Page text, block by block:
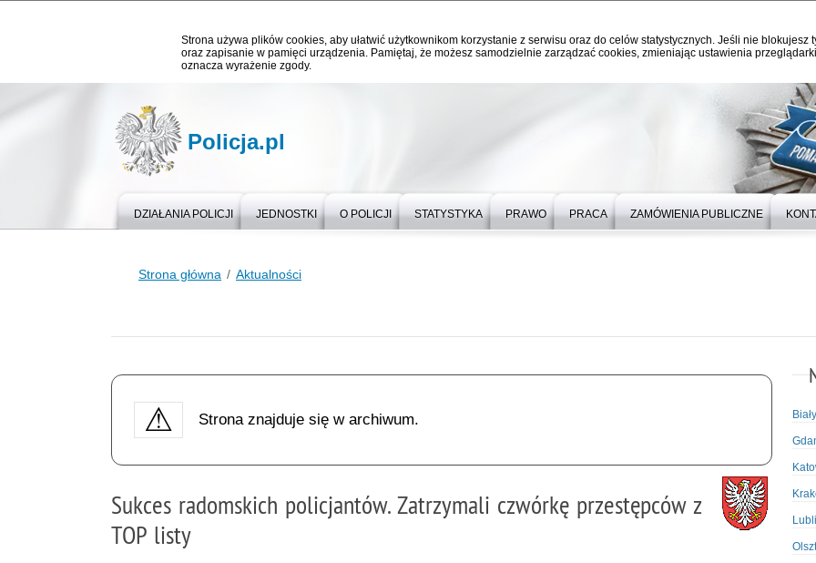
Strona używa plików cookies, aby ułatwić użytkownikom korzystanie z serwisu oraz do celów statystycznych. Jeśli nie blokujesz
oraz zapisanie w pamięci urządzenia. Pamiętaj, że możesz samodzielnie zarządzać cookies, zmieniając ustawienia
oznacza wyrażenie zgody.
Policja.pl
DZIAŁANIA POLICJI JEDNOSTKI O POLICJI STATYSTYKA PRAWO PRACA ZAMÓWIENIA PUBLICZNE
Strona główna Aktualności
Strona znajduje się w archiwum.
Sukces radomskich policjantów. Zatrzymali czwórkę przestępców z
TOP listy